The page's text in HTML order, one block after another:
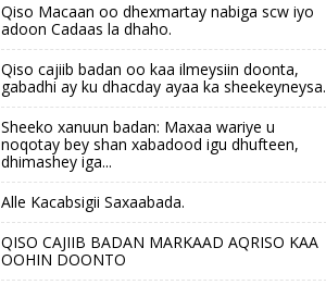
Qiso Macaan oo dhexmartay nabiga scw iyo
adoon Cadaas la dhaho.
Qiso cajiib badan oo kaa ilmeysiin doonta,
gabadhi ay ku dhacday ayaa ka sheekeyneysa.
Sheeko xanuun badan: Maxaa wariye u
noqotay bey shan xabadood igu dhufteen,
dhimashey iga...
Alle Kacabsigii Saxaabada.
QISO CAJIIB BADAN MARKAAD AQRISO KAA
OOHIN DOONTO